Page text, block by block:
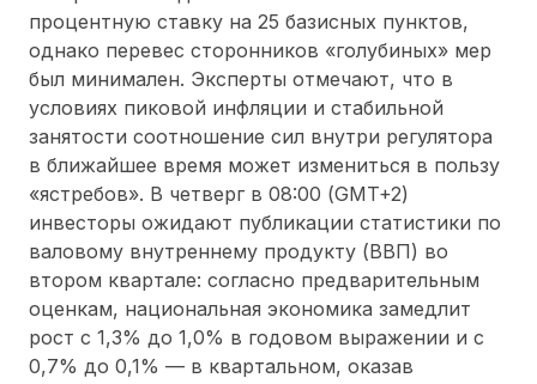
процентную ставку на 25 базисных пунктов,
однако перевес сторонников «голубиных» мер
был минимален. Эксперты отмечают, что в
условиях пиковой инфляции и стабильной
занятости соотношение сил внутри регулятора
в ближайшее время может измениться в пользу
«ястребов». В четверг в 08:00 (GMT+2)
инвесторы ожидают публикации статистики по
валовому внутреннему продукту (ВВП) во
втором квартале: согласно предварительным
оценкам, национальная экономика замедлит
рост с 1,3% до 1,0% в годовом выражении и с
0,7% до 0,1% — в квартальном, оказав